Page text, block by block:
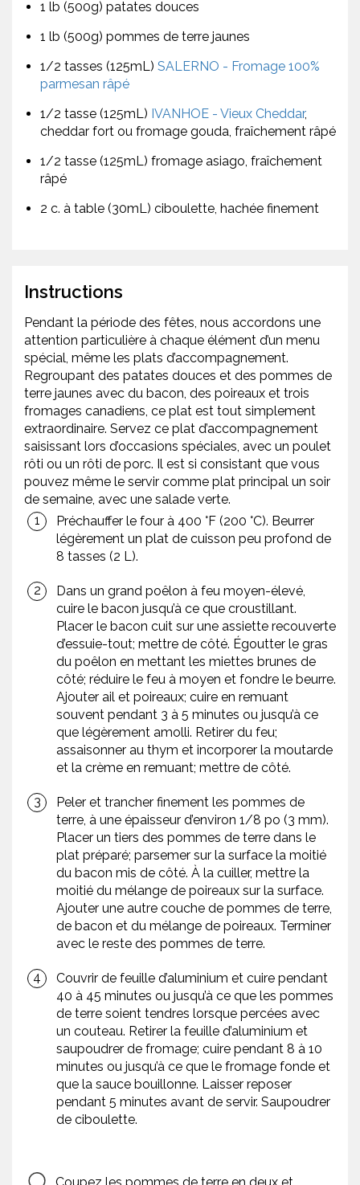
1 lb (500g) patates douces
1 lb (500g) pommes de terre jaunes
1/2 tasses (125mL) SALERNO - Fromage 100%
parmesan râpé
1/2 tasse (125mL) IVANHOE - Vieux Cheddar,
cheddar fort ou fromage gouda, fraîchement râpé
1/2 tasse (125mL) fromage asiago, fraîchement
râpé
2 c. à table (30mL) ciboulette, hachée finement
Instructions
Pendant la période des fêtes, nous accordons une
attention particulière à chaque élément d’un menu
spécial, même les plats d’accompagnement.
Regroupant des patates douces et des pommes de
terre jaunes avec du bacon, des poireaux et trois
fromages canadiens, ce plat est tout simplement
extraordinaire. Servez ce plat d’accompagnement
saisissant lors d’occasions spéciales, avec un poulet
rôti ou un rôti de porc. Il est si consistant que vous
pouvez même le servir comme plat principal un soir
de semaine, avec une salade verte.
Préchauffer le four à 400 °F (200 °C). Beurrer
légèrement un plat de cuisson peu profond de
8 tasses (2 L).
Dans un grand poêlon à feu moyen-élevé,
cuire le bacon jusqu’à ce que croustillant.
Placer le bacon cuit sur une assiette recouverte
d’essuie-tout; mettre de côté. Égoutter le gras
du poêlon en mettant les miettes brunes de
côté; réduire le feu à moyen et fondre le beurre.
Ajouter ail et poireaux; cuire en remuant
souvent pendant 3 à 5 minutes ou jusqu’à ce
que légèrement amolli. Retirer du feu;
assaisonner au thym et incorporer la moutarde
et la crème en remuant; mettre de côté.
Peler et trancher finement les pommes de
terre, à une épaisseur d’environ 1/8 po (3 mm).
Placer un tiers des pommes de terre dans le
plat préparé; parsemer sur la surface la moitié
du bacon mis de côté. À la cuiller, mettre la
moitié du mélange de poireaux sur la surface.
Ajouter une autre couche de pommes de terre,
de bacon et du mélange de poireaux. Terminer
avec le reste des pommes de terre.
Couvrir de feuille d’aluminium et cuire pendant
40 à 45 minutes ou jusqu’à ce que les pommes
de terre soient tendres lorsque percées avec
un couteau. Retirer la feuille d’aluminium et
saupoudrer de fromage; cuire pendant 8 à 10
minutes ou jusqu’à ce que le fromage fonde et
que la sauce bouillonne. Laisser reposer
pendant 5 minutes avant de servir. Saupoudrer
de ciboulette.